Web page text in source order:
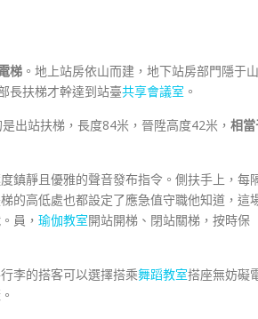
梯 。地上站房依山而建，地下站房部門隱于山
長扶梯才幹達到站臺共享會議室 。
出站扶梯，長度84米，晉陞高度42米， 相
鎮靜且優雅的聲音發布指令。側扶手上，每
的高低處也都設定了應急值守職他知道，這
員， 瑜伽教室開站開梯、閉站關梯，按時保
李的搭客可以選擇搭乘舞蹈教室搭座無妨礙